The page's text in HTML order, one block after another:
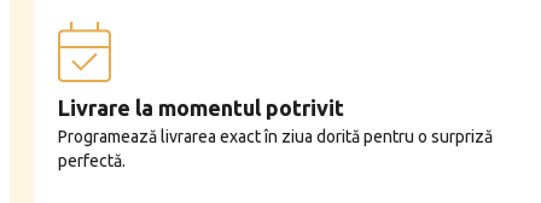
Livrare la momentul potrivit
Programează livrarea exact în ziua dorită pentru o surpriză
perfectă.